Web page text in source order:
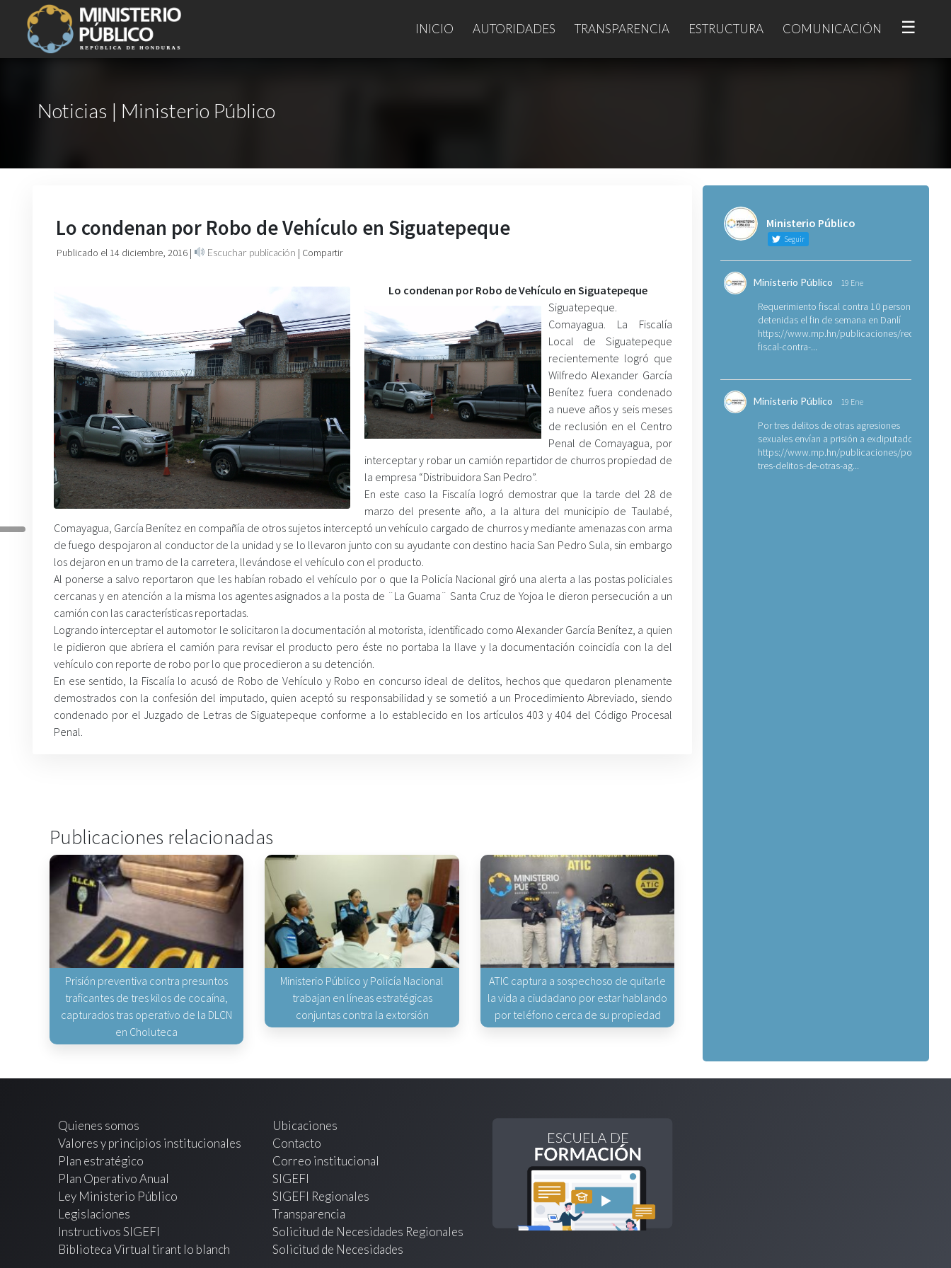
INICIO AUTORIDADES TRANSPARENCIA ESTRUCTURA COMUNICACIÓN ☰
Noticias | Ministerio Público
Lo condenan por Robo de Vehículo en Siguatepeque
Publicado el 14 diciembre, 2016 | Escuchar publicación | Compartir
Lo condenan por Robo de Vehículo en Siguatepeque
Siguatepeque.
Comayagua. La Fiscalía
Local de Siguatepeque
recientemente logró que
Wilfredo Alexander García
Benítez fuera condenado
a nueve años y seis meses
de reclusión en el Centro
Penal de Comayagua, por
interceptar y robar un camión repartidor de churros propiedad de
la empresa “Distribuidora San Pedro”.
En este caso la Fiscalía logró demostrar que la tarde del 28 de
marzo del presente año, a la altura del municipio de Taulabé,
Comayagua, García Benítez en compañía de otros sujetos interceptó un vehículo cargado de churros y mediante amenazas con arma
de fuego despojaron al conductor de la unidad y se lo llevaron junto con su ayudante con destino hacia San Pedro Sula, sin embargo
los dejaron en un tramo de la carretera, llevándose el vehículo con el producto.
Al ponerse a salvo reportaron que les habían robado el vehículo por o que la Policía Nacional giró una alerta a las postas policiales
cercanas y en atención a la misma los agentes asignados a la posta de ¨La Guama¨ Santa Cruz de Yojoa le dieron persecución a un
camión con las características reportadas.
Logrando interceptar el automotor le solicitaron la documentación al motorista, identificado como Alexander García Benítez, a quien
le pidieron que abriera el camión para revisar el producto pero éste no portaba la llave y la documentación coincidía con la del
vehículo con reporte de robo por lo que procedieron a su detención.
En ese sentido, la Fiscalía lo acusó de Robo de Vehículo y Robo en concurso ideal de delitos, hechos que quedaron plenamente
demostrados con la confesión del imputado, quien aceptó su responsabilidad y se sometió a un Procedimiento Abreviado, siendo
condenado por el Juzgado de Letras de Siguatepeque conforme a lo establecido en los artículos 403 y 404 del Código Procesal
Penal.
Publicaciones relacionadas
Prisión preventiva contra presuntos
traficantes de tres kilos de cocaína,
capturados tras operativo de la DLCN
en Choluteca
Ministerio Público y Policía Nacional
trabajan en líneas estratégicas
conjuntas contra la extorsión
ATIC captura a sospechoso de quitarle
la vida a ciudadano por estar hablando
por teléfono cerca de su propiedad
Ministerio Público
Seguir
Ministerio Público 19 Ene
Requerimiento fiscal contra 10 personas
detenidas el fin de semana en Danlí
https://www.mp.hn/publicaciones/
fiscal-contra-...
Ministerio Público 19 Ene
Por tres delitos de otras agresiones
sexuales envían a prisión a exdiputado
https://www.mp.hn/publicaciones/por-
tres-delitos-de-otras-ag...
Quienes somos
Valores y principios institucionales
Plan estratégico
Plan Operativo Anual
Ley Ministerio Público
Legislaciones
Instructivos SIGEFI
Biblioteca Virtual tirant lo blanch
Ubicaciones
Contacto
Correo institucional
SIGEFI
SIGEFI Regionales
Transparencia
Solicitud de Necesidades Regionales
Solicitud de Necesidades